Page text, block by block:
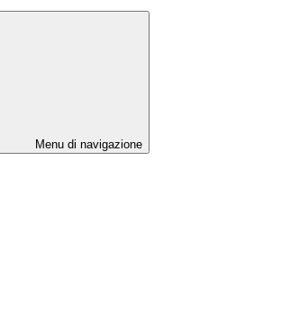
Menu di navigazione